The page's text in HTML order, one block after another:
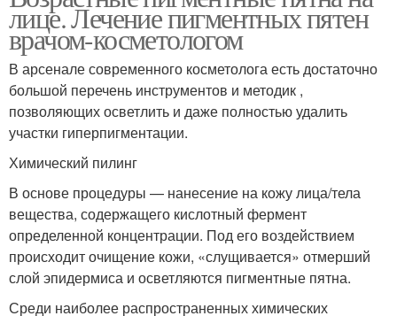
лице. Лечение пигментных пятен
врачом-косметологом
В арсенале современного косметолога есть достаточно
большой перечень инструментов и методик ,
позволяющих осветлить и даже полностью удалить
участки гиперпигментации.
Химический пилинг
В основе процедуры — нанесение на кожу лица/тела
вещества, содержащего кислотный фермент
определенной концентрации. Под его воздействием
происходит очищение кожи, «слущивается» отмерший
слой эпидермиса и осветляются пигментные пятна.
Среди наиболее распространенных химических